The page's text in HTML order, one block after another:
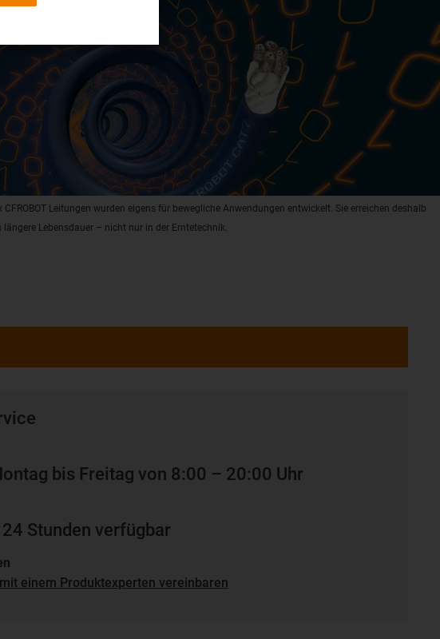
CFROBOT Leitungen wurden eigens für bewegliche Anwendungen entwickelt. Sie erreichen deshalb
längere Lebensdauer – nicht nur in der Erntetechnik.
bis Freitag von 8:00 – 20:00 Uhr
Stunden verfügbar
einem Produktexperten vereinbaren